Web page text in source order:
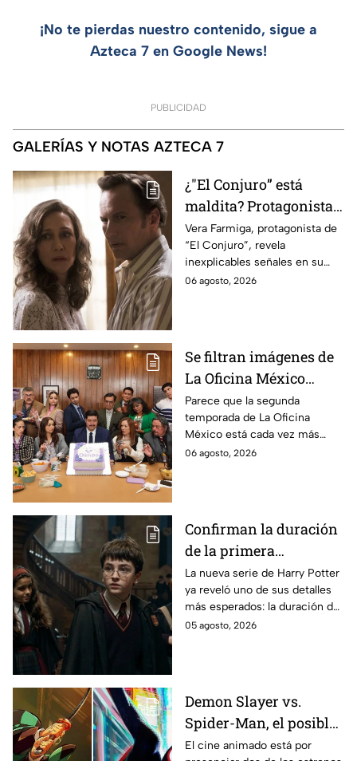
¡No te pierdas nuestro contenido, sigue a
Azteca 7 en Google News!
PUBLICIDAD
GALERÍAS Y NOTAS AZTECA 7
¿"El Conjuro” está
maldita? Protagonista
revela INQUIETANTES
señales en su cuerpo
durante la grabación de
la película
Vera Farmiga, protagonista de
“El Conjuro”, revela
inexplicables señales en su
cuerpo durante el rodaje de la
06 agosto, 2026
Se filtran imágenes de
La Oficina México
temporada 2 y un
detalle desata teorías
entre los fans
Parece que la segunda
temporada de La Oficina
México está cada vez más
cerca, pues el elenco ya se
06 agosto, 2026
Confirman la duración
de la primera
temporada de Harry
Potter y emocionará a
los fans de los libros
La nueva serie de Harry Potter
ya reveló uno de sus detalles
más esperados: la duración de
la primera temporada basada
05 agosto, 2026
Demon Slayer vs.
Spider-Man, el posible
gran enfrentamiento
El cine animado está por